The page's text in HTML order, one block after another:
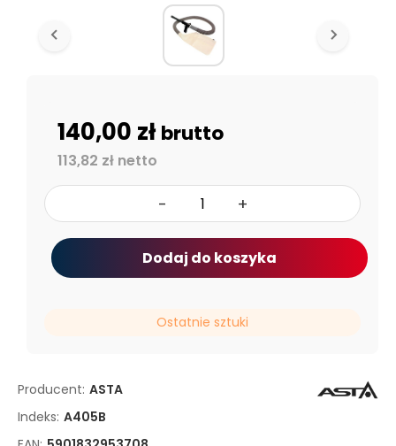
Producent: ASTA
Indeks: A405B
140,00 złbrutto
113,82 zł netto
- +
Dodaj do koszyka
Ostatnie sztuki